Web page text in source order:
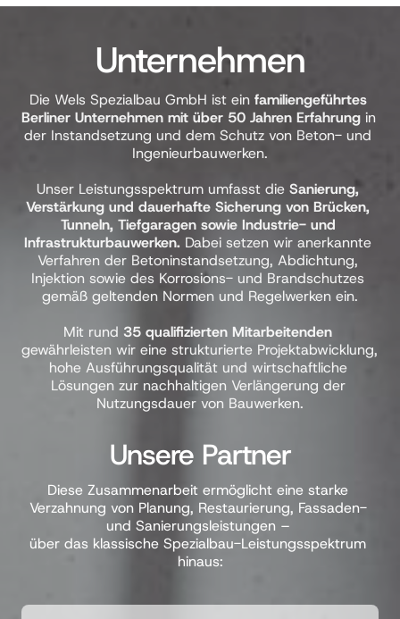
Unternehmen
Die Wels Spezialbau GmbH ist ein familiengeführtes
Berliner Unternehmen mit über 50 Jahren Erfahrung in
der Instandsetzung und dem Schutz von Beton- und
Ingenieurbauwerken.
Unser Leistungsspektrum umfasst die Sanierung,
Verstärkung und dauerhafte Sicherung von Brücken,
Tunneln, Tiefgaragen sowie Industrie- und
Infrastrukturbauwerken. Dabei setzen wir anerkannte
Verfahren der Betoninstandsetzung, Abdichtung,
Injektion sowie des Korrosions- und Brandschutzes
gemäß geltenden Normen und Regelwerken ein.
Mit rund 35 qualifizierten Mitarbeitenden
gewährleisten wir eine strukturierte Projektabwicklung,
hohe Ausführungsqualität und wirtschaftliche
Lösungen zur nachhaltigen Verlängerung der
Nutzungsdauer von Bauwerken.
Unsere Partner
Diese Zusammenarbeit ermöglicht eine starke
Verzahnung von Planung, Restaurierung, Fassaden-
und Sanierungsleistungen –
über das klassische Spezialbau-Leistungsspektrum
hinaus: